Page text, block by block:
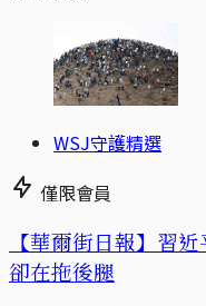
WSJ守護精選
僅限會員
【華爾街日報】習
卻在拖後腿